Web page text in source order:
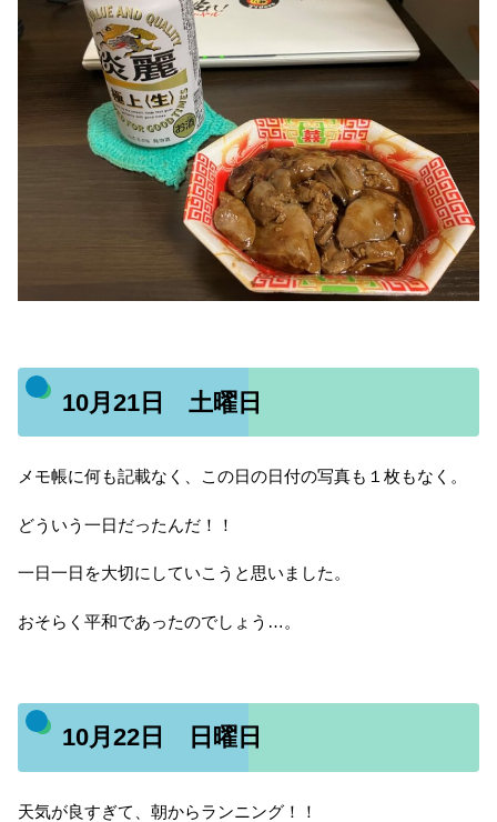
10月21日 土曜日
メモ帳に何も記載なく、この日の日付の写真も１枚もなく。
どういう一日だったんだ！！
一日一日を大切にしていこうと思いました。
おそらく平和であったのでしょう…。
10月22日 日曜日
天気が良すぎて、朝からランニング！！